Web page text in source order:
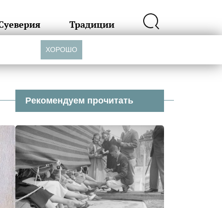
Традиции
Рекомендуем прочитать
ХОРОШО